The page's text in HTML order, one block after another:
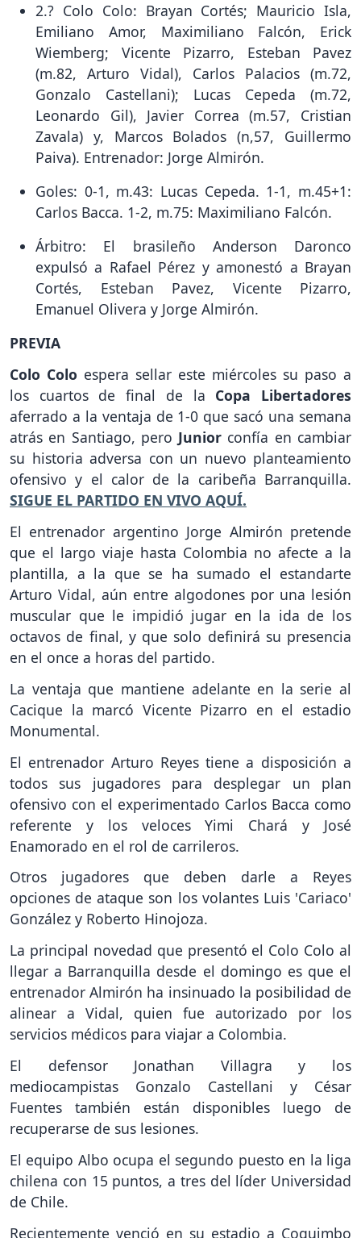
2.? Colo Colo: Brayan Cortés; Mauricio Isla,
Emiliano Amor, Maximiliano Falcón, Erick
Wiemberg; Vicente Pizarro, Esteban Pavez
(m.82, Arturo Vidal), Carlos Palacios (m.72,
Gonzalo Castellani); Lucas Cepeda (m.72,
Leonardo Gil), Javier Correa (m.57, Cristian
Zavala) y, Marcos Bolados (n,57, Guillermo
Paiva). Entrenador: Jorge Almirón.
Goles: 0-1, m.43: Lucas Cepeda. 1-1, m.45+1:
Carlos Bacca. 1-2, m.75: Maximiliano Falcón.
Árbitro: El brasileño Anderson Daronco
expulsó a Rafael Pérez y amonestó a Brayan
Cortés, Esteban Pavez, Vicente Pizarro,
Emanuel Olivera y Jorge Almirón.
PREVIA
Colo Colo espera sellar este miércoles su paso a
los cuartos de final de la Copa Libertadores
aferrado a la ventaja de 1-0 que sacó una semana
atrás en Santiago, pero Junior confía en cambiar
su historia adversa con un nuevo planteamiento
ofensivo y el calor de la caribeña Barranquilla.
SIGUE EL PARTIDO EN VIVO AQUÍ.
El entrenador argentino Jorge Almirón pretende
que el largo viaje hasta Colombia no afecte a la
plantilla, a la que se ha sumado el estandarte
Arturo Vidal, aún entre algodones por una lesión
muscular que le impidió jugar en la ida de los
octavos de final, y que solo definirá su presencia
en el once a horas del partido.
La ventaja que mantiene adelante en la serie al
Cacique la marcó Vicente Pizarro en el estadio
Monumental.
El entrenador Arturo Reyes tiene a disposición a
todos sus jugadores para desplegar un plan
ofensivo con el experimentado Carlos Bacca como
referente y los veloces Yimi Chará y José
Enamorado en el rol de carrileros.
Otros jugadores que deben darle a Reyes
opciones de ataque son los volantes Luis 'Cariaco'
González y Roberto Hinojoza.
La principal novedad que presentó el Colo Colo al
llegar a Barranquilla desde el domingo es que el
entrenador Almirón ha insinuado la posibilidad de
alinear a Vidal, quien fue autorizado por los
servicios médicos para viajar a Colombia.
El defensor Jonathan Villagra y los
mediocampistas Gonzalo Castellani y César
Fuentes también están disponibles luego de
recuperarse de sus lesiones.
El equipo Albo ocupa el segundo puesto en la liga
chilena con 15 puntos, a tres del líder Universidad
de Chile.
Recientemente venció en su estadio a Coquimbo